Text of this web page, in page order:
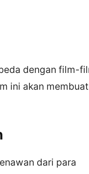
dengan film-
ini akan
dari para